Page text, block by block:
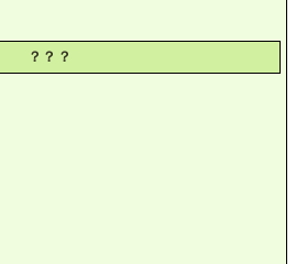
？？？